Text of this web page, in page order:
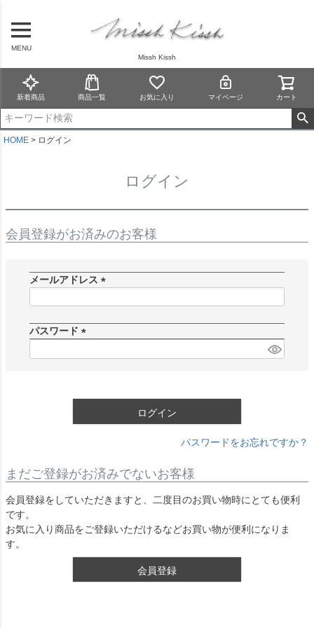
MENU
Missh Kissh
新着商品 商品一覧 お気に入り マイページ カート
HOME ログイン
ログイン
会員登録がお済みのお客様
メールアドレス
須
)
パスワード
ログイン
パスワードをお忘れですか？
まだご登録がお済みでないお客様
会員登録をしていただきますと、二度目のお買い物時にとても便利
です。
お気に入り商品をご登録いただけるなどお買い物が便利になりま
す。
会員登録